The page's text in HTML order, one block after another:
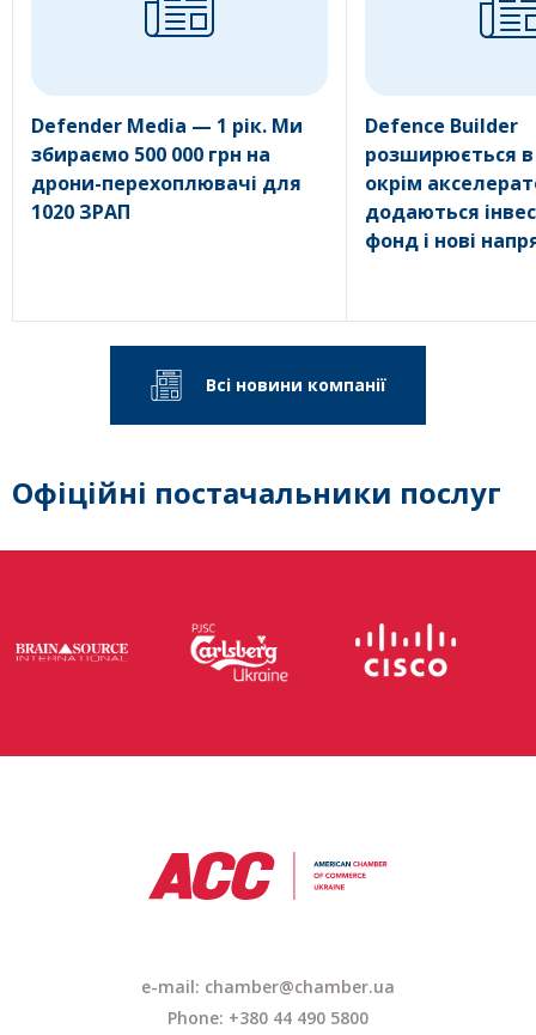
Defender Media — 1 рік. Ми
збираємо 500 000 грн на
дрони-перехоплювачі для
1020 ЗРАП
Defence Builder
розширюється
окрім
додаються
фонд і нові
Всі новини компанії
Офіційні постачальники послуг
e-mail: chamber@chamber.ua
Phone: +380 44 490 5800